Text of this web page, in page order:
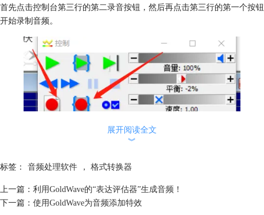
首先点击控制台第三行的第二录音按钮，然后再点击第三行的第一个按钮
开始录制音频。
由于我们所处环境并不是完全安静，录制的音频或多或少会有噪音，比如
人的声音、电流声等各种杂音，所以需要将所录制的音频进行降噪处理。
展开阅读全文
︾
标签： 音频处理软件 ， 格式转换器
上一篇： 利用GoldWave的“表达评估器”生成音频！
下一篇： 使用GoldWave为音频添加特效